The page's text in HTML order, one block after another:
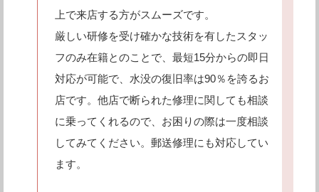
上で来店する方がスムーズです。
厳しい研修を受け確かな技術を有したスタッ
フのみ在籍とのことで、最短15分からの即日
対応が可能で、水没の復旧率は90％を誇るお
店です。他店で断られた修理に関しても相談
に乗ってくれるので、お困りの際は一度相談
してみてください。郵送修理にも対応してい
ます。